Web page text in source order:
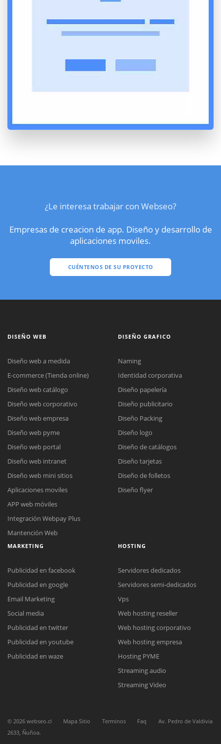
¿Le interesa trabajar con Webseo?
Empresas de creacion de app. Diseño y desarrollo de
aplicaciones moviles.
CUÉNTENOS DE SU PROYECTO
Reunión online
Nuestros ejecutivos le enviarán un correo electrónico con el enlace a
Meet para la reunión online.
Cotización
Chat Online
Todos nuestros ejecutivos están fuera de línea. Complete el formulario
DISEÑO WEB
Diseño web a medida
E-commerce (Tienda online)
Diseño web catálogo
Diseño web corporativo
Diseño web empresa
Diseño web pyme
Diseño web portal
Diseño web intranet
Diseño web mini sitios
Aplicaciones moviles
APP web móviles
Integración Webpay Plus
Mantención Web
DISEÑO GRAFICO
Naming
Identidad corporativa
Diseño papelería
Diseño publicitario
Diseño Packing
Diseño logo
Diseño de catálogos
Diseño tarjetas
Diseño de folletos
Diseño flyer
MARKETING
Publicidad en facebook
Publicidad en google
Email Marketing
Social media
Publicidad en twitter
Publicidad en youtube
Publicidad en waze
HOSTING
Servidores dedicados
Servidores semi-dedicados
Vps
Web hosting reseller
Web hosting corporativo
Web hosting empresa
Hosting PYME
Streaming audio
Streaming Video
© 2026 webseo.cl Mapa Sitio Terminos Faq
Av. Pedro de Valdivia
2633, Ñuñoa.